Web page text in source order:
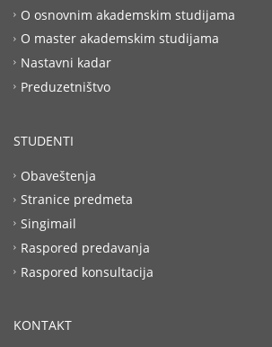
O osnovnim akademskim studijama
O master akademskim studijama
Nastavni kadar
Preduzetništvo
STUDENTI
Obaveštenja
Stranice predmeta
Singimail
Raspored predavanja
Raspored konsultacija
KONTAKT